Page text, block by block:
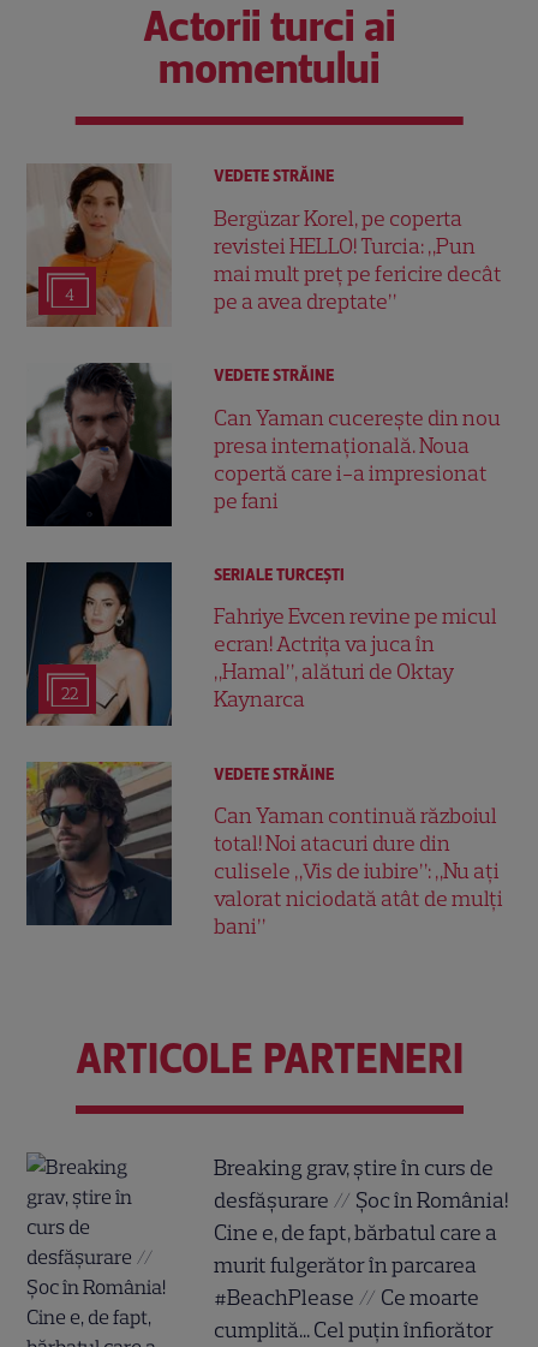
Actorii turci ai
momentului
4
VEDETE STRĂINE
Bergüzar Korel, pe coperta
revistei HELLO! Turcia: „Pun
mai mult preț pe fericire decât
pe a avea dreptate”
VEDETE STRĂINE
Can Yaman cucerește din nou
presa internațională. Noua
copertă care i-a impresionat
pe fani
22
SERIALE TURCEŞTI
Fahriye Evcen revine pe micul
ecran! Actrița va juca în
„Hamal”, alături de Oktay
Kaynarca
VEDETE STRĂINE
Can Yaman continuă războiul
total! Noi atacuri dure din
culisele „Vis de iubire”: „Nu ați
valorat niciodată atât de mulți
bani”
ARTICOLE PARTENERI
Breaking grav, știre în curs de
desfășurare // Șoc în România!
Cine e, de fapt, bărbatul care a
murit fulgerător în parcarea
#BeachPlease // Ce moarte
cumplită... Cel puțin înfiorător